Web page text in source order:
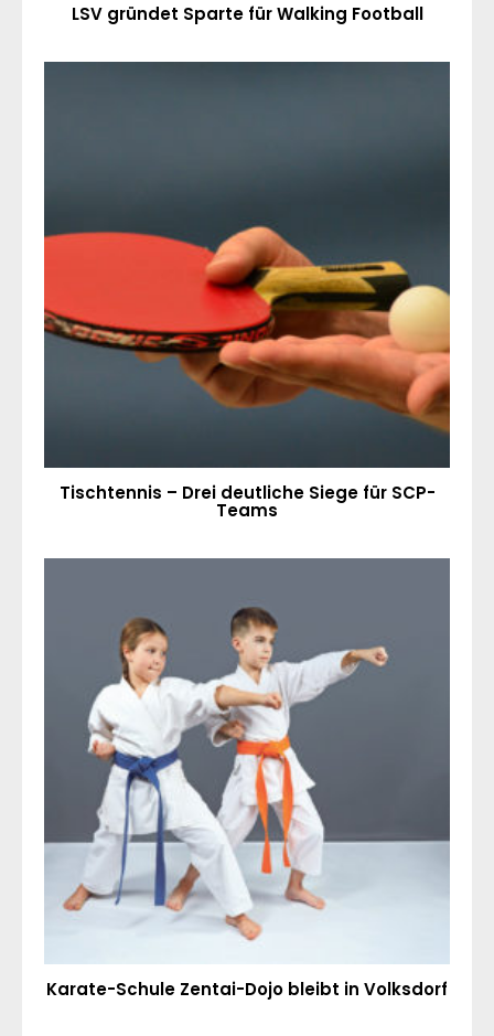
LSV gründet Sparte für Walking Football
Tischtennis – Drei deutliche Siege für SCP-
Teams
Karate-Schule Zentai-Dojo bleibt in Volksdorf